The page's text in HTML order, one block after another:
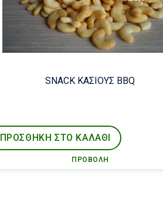
SNACK ΚΑΣΙΟΥΣ BBQ
ΠΡΟΒΟΛΉ
ΠΡΟΣΘΉΚΗ ΣΤΟ ΚΑΛΑΘΙ